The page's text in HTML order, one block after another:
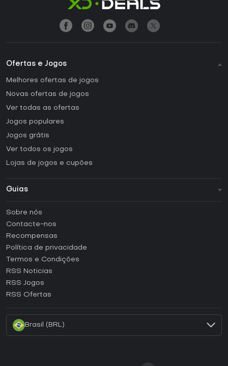
Ofertas e Jogos
Melhores ofertas de jogos
Novas ofertas de jogos
Ver todas as ofertas
Jogos populares
Jogos grátis
Ver todos os jogos
Lojas de jogos e cupões
Guias
Como ativar uma CD Key Steam?
Como ativar uma CD Key Epic Games?
Como ativar uma CD Key GOG?
Como ativar uma CD Key Ubisoft Connect?
Sobre nós
Contacte-nos
Recompensas
Política de privacidade
Termos e Condições
RSS Noticias
RSS Jogos
RSS Ofertas
Brasil (BRL)